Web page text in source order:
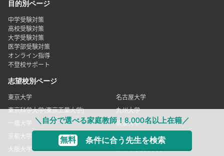
＼自分で選べる家庭教師！8,000名以上在籍／
無料 条件に合う先生を検索
目的別ページ
中学受験対策
高校受験対策
大学受験対策
医学部受験対策
オンライン指導
不登校サポート
志望校別ページ
東京大学
名古屋大学
東京科学大学(東京工業大学)
九州大学
一橋大学
筑波大学
京都大学
神戸大学
大阪大学
お茶の水女子大学